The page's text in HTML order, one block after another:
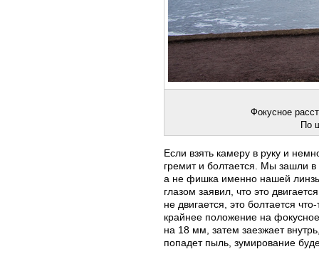
Фокусное
По
Если взять камеру в руку и
гремит и болтается. Мы зашли
а не фишка именно нашей
глазом заявил, что это
не двигается, это болтается
крайнее положение на
на 18 мм, затем заезжает
попадет пыль, зумирование